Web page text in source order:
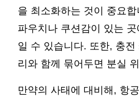
을 최소화하는 것이 중요
파우치나 쿠션감이 있는
일 수 있습니다. 또한, 충전
리와 함께 묶어두면 분실
만약의 사태에 대비해, 항